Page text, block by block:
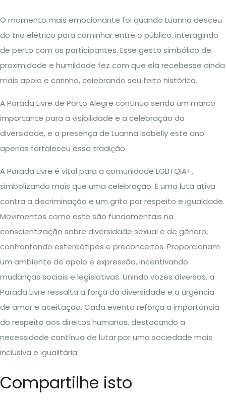
O momento mais emocionante foi quando Luanna desceu
do trio elétrico para caminhar entre o público, interagindo
de perto com os participantes. Esse gesto simbólico de
proximidade e humildade fez com que ela recebesse ainda
mais apoio e carinho, celebrando seu feito histórico.
A Parada Livre de Porto Alegre continua sendo um marco
importante para a visibilidade e a celebração da
diversidade, e a presença de Luanna Isabelly este ano
apenas fortaleceu essa tradição.
A Parada Livre é vital para a comunidade LGBTQIA+,
simbolizando mais que uma celebração. É uma luta ativa
contra a discriminação e um grito por respeito e igualdade.
Movimentos como este são fundamentais na
conscientização sobre diversidade sexual e de gênero,
confrontando estereótipos e preconceitos. Proporcionam
um ambiente de apoio e expressão, incentivando
mudanças sociais e legislativas. Unindo vozes diversas, a
Parada Livre ressalta a força da diversidade e a urgência
de amor e aceitação. Cada evento reforça a importância
do respeito aos direitos humanos, destacando a
necessidade contínua de lutar por uma sociedade mais
inclusiva e igualitária.
Compartilhe isto